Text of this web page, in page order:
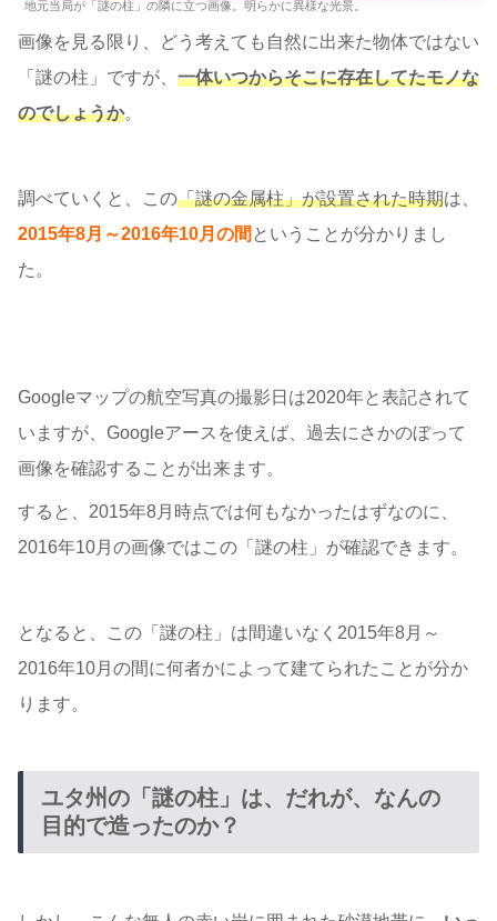
地元当局が「謎の柱」の隣に立つ画像。明らかに異様な光景。
画像を見る限り、どう考えても自然に出来た物体ではない
「謎の柱」ですが、 一体いつからそこに存在してたモノな
のでしょうか。
調べていくと、この「謎の金属柱」が設置された時期は、
2015年8月～2016年10月の間 ということが分かりまし
た。
Googleマップの航空写真の撮影日は2020年と表記されて
いますが、Googleアースを使えば、過去にさかのぼって
画像を確認することが出来ます。
すると、2015年8月時点では何もなかったはずなのに、
2016年10月の画像ではこの「謎の柱」が確認できます。
となると、この「謎の柱」は間違いなく2015年8月～
2016年10月の間に何者かによって建てられたことが分か
ります。
ユタ州の「謎の柱」は、だれが、なんの
目的で造ったのか？